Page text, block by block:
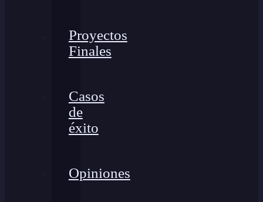
Proyectos
Finales
Casos
de
éxito
Opiniones